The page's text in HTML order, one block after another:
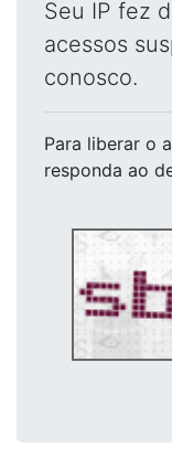
Seu IP fez
acessos
conosco.
Para liberar o
responda ao